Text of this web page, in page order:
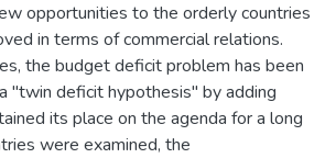
opportunities to the orderly countries
in terms of commercial relations.
the budget deficit problem has been
"twin deficit hypothesis" by adding
its place on the agenda for a long
were examined, the